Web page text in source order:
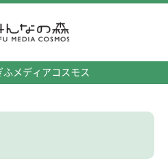
ふメディアコスモス